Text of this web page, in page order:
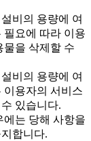
비의 용량에 여
필요에 따라 이용
물을 삭제할 수
비의 용량에 여
이용자의 서비스
있습니다.
는 당해 사항을
합니다.